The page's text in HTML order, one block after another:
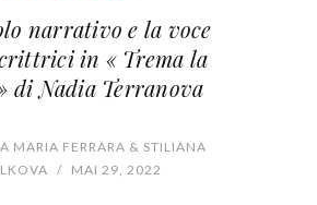
narrativo e la voce
in « Trema la
di Nadia Terranova
MARIA FERRARA & STILIANA
/ MAI 29, 2022